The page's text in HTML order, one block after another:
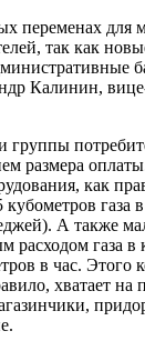
переменах для
так как
Калинин,
группы
размера
как
газа
А также
расходом газа в
в час. Этого
хватает